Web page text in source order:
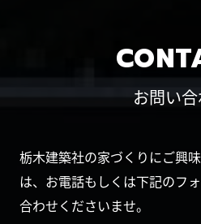
お問い
栃木建築社の家づくりにご興
は、お電話もしくは下記のフ
合わせくださいませ。